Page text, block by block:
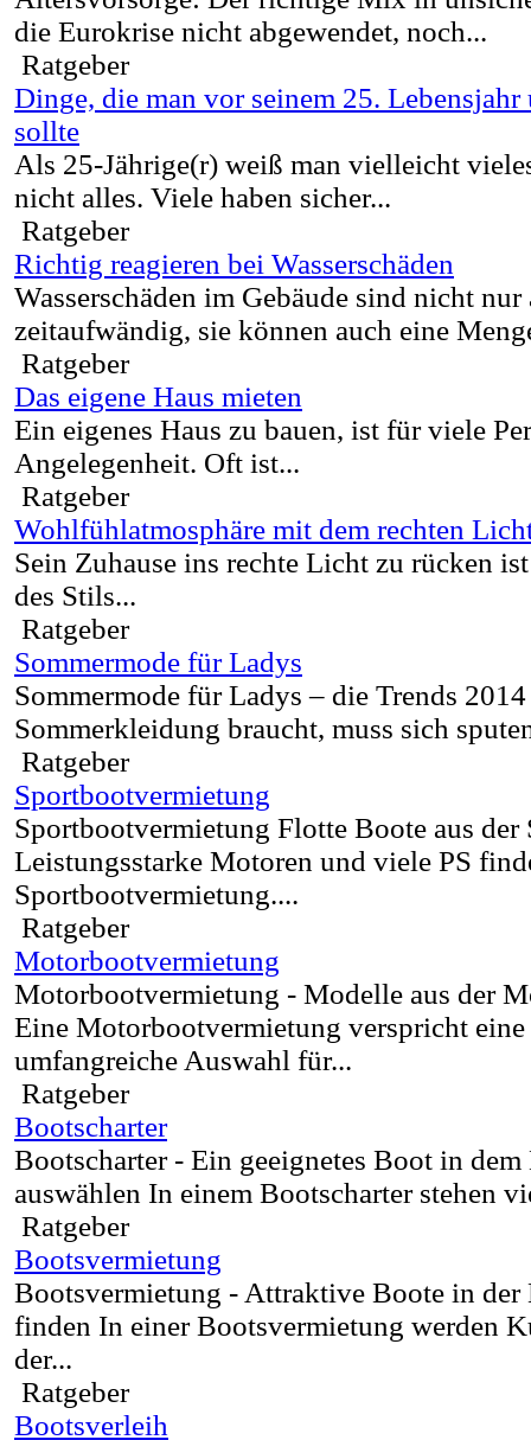
die Eurokrise nicht abgewendet, noch...
Ratgeber
Dinge, die man vor seinem 25. Lebensjahr
sollte
Als 25-Jährige(r) weiß man vielleicht
nicht alles. Viele haben sicher...
Ratgeber
Richtig reagieren bei Wasserschäden
Wasserschäden im Gebäude sind nicht
zeitaufwändig, sie können auch eine
Ratgeber
Das eigene Haus mieten
Ein eigenes Haus zu bauen, ist für viele
Angelegenheit. Oft ist...
Ratgeber
Wohlfühlatmosphäre mit dem rechten
Sein Zuhause ins rechte Licht zu rücken
des Stils...
Ratgeber
Sommermode für Ladys
Sommermode für Ladys – die Trends
Sommerkleidung braucht, muss sich
Ratgeber
Sportbootvermietung
Sportbootvermietung Flotte Boote aus
Leistungsstarke Motoren und viele PS
Sportbootvermietung....
Ratgeber
Motorbootvermietung
Motorbootvermietung - Modelle aus der
Eine Motorbootvermietung verspricht eine
umfangreiche Auswahl für...
Ratgeber
Bootscharter
Bootscharter - Ein geeignetes Boot in dem
auswählen In einem Bootscharter stehen
Ratgeber
Bootsvermietung
Bootsvermietung - Attraktive Boote in der
finden In einer Bootsvermietung werden
der...
Ratgeber
Bootsverleih